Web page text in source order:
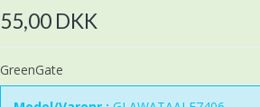
55,00 DKK
GreenGate